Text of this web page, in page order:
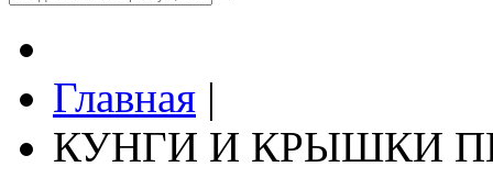
Главная |
КУНГИ И КРЫШКИ